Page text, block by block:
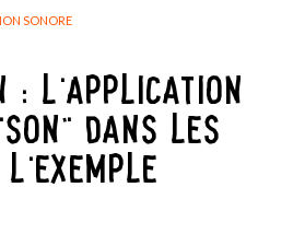
SONORE
: L'APPLICATION
DANS LES